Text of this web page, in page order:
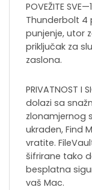
POVEŽITE
Thunderbolt 4
punjenje, utor
priključak za
zaslona.
PRIVATNOST I
dolazi sa
zlonamjernog
ukraden, Find
vratite.
šifrirane tako
besplatna
vaš Mac.